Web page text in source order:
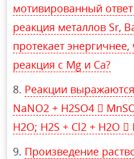
мотивированный
реакция металлов Sr,
протекает
реакция с Mg и Ca?
Реакции
NaNO2 + H2SO4 
H2O; H2S + Cl2 + H2O 
Произведение